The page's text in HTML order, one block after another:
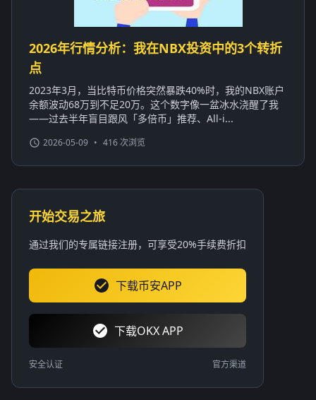
2026年行情分析：我在NBX投资中的3个转折
点
2023年3月，当比特币价格突然暴跌40%时，我的NBX账户
余额波动68万到不足20万。这个数字像一盆冰水浇醒了我
——过去半年盲目跟风「多倍币」推荐、All-i...
2026-05-09 • 416 次浏览
开始交易之旅
通过我们的专属链接注册，可享受20%手续费折扣
下载币安APP
下载OKX APP
安全认证 官方渠道